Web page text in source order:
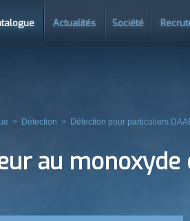
Actualités Société
> Détection > Détection pour particuliers
au monoxyde